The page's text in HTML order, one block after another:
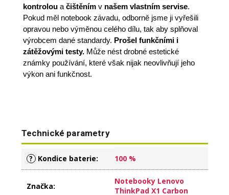
kontrolou a čištěním v našem vlastním servise.
Pokud měl notebook závadu, odborně jsme ji vyřešili
opravou nebo výměnou celého dílu, tak aby splňoval
výrobcem dané standardy. Prošel funkčními i
zátěžovými testy. Může nést drobné estetické
známky používání, které však nijak neovlivňují jeho
výkon ani funkčnost.
Technické parametry
? Kondice baterie: 100 %
Značka:
Notebooky Lenovo
ThinkPad X1 Carbon